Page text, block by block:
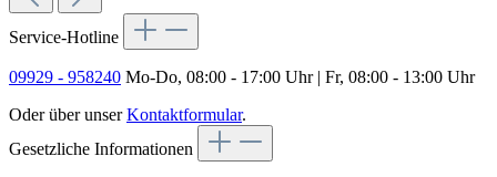
Service-Hotline
09929 - 958240 Mo-Do, 08:00 - 17:00 Uhr | Fr, 08:00 - 13:00 Uhr
Oder über unserKontaktformular.
Gesetzliche Informationen